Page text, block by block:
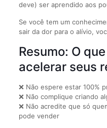
deve) ser aprendido aos
Se você tem um
sair da dor para o alívio,
Resumo: O
acelerar seus
❌ Não espere estar 100%
❌ Não complique criando
❌ Não acredite que só
pode vender